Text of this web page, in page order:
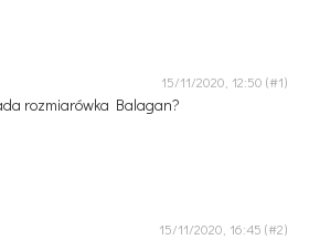
15/11/2020, 12:50
rozmiarówka Balagan?
15/11/2020, 16:45